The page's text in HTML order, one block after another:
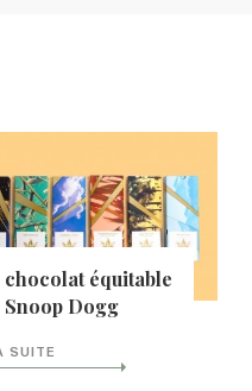
chocolat équitable
Snoop Dogg
SUITE